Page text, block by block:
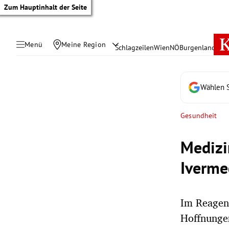
Zum Hauptinhalt der Seite
Menü Meine Region SchlagzeilenWienNÖBurgenland
Wählen
Gesundheit
Im